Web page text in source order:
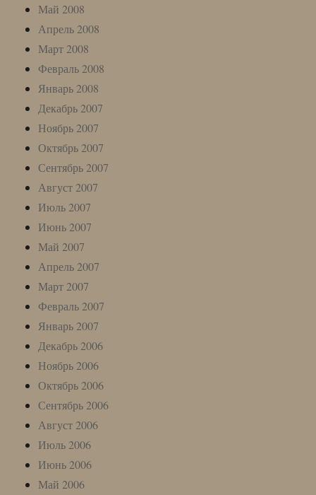
Май 2008
Апрель 2008
Март 2008
Февраль 2008
Январь 2008
Декабрь 2007
Ноябрь 2007
Октябрь 2007
Сентябрь 2007
Август 2007
Июль 2007
Июнь 2007
Май 2007
Апрель 2007
Март 2007
Февраль 2007
Январь 2007
Декабрь 2006
Ноябрь 2006
Октябрь 2006
Сентябрь 2006
Август 2006
Июль 2006
Июнь 2006
Май 2006